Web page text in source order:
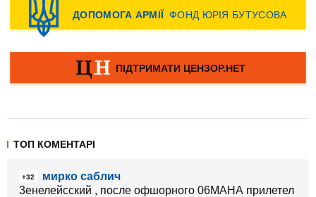
ТОП КОМЕНТАРІ
+32
мирко саблич
3енелейсский , после офшорного 06МАНА прилетел